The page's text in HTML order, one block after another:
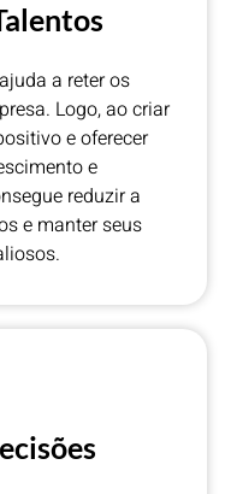
a reter os
Logo, ao criar
e oferecer
e
reduzir a
e manter seus